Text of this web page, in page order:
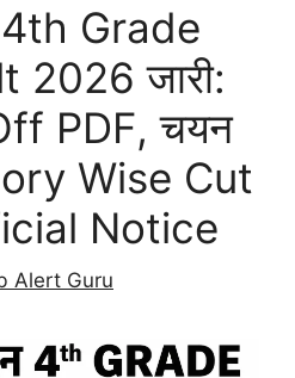
Grade
2026 जारी:
PDF, चयन
Wise Cut
Notice
Alert Guru